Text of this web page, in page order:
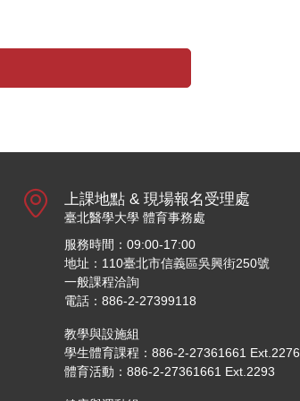
上課地點 & 現場報名受理處
臺北醫學大學 體育事務處
服務時間：09:00-17:00
地址：110臺北市信義區吳興街250號
一般課程洽詢
電話：886-2-27399118
教學與設施組
學生體育課程：886-2-27361661 Ext.2276
體育活動：886-2-27361661 Ext.2293